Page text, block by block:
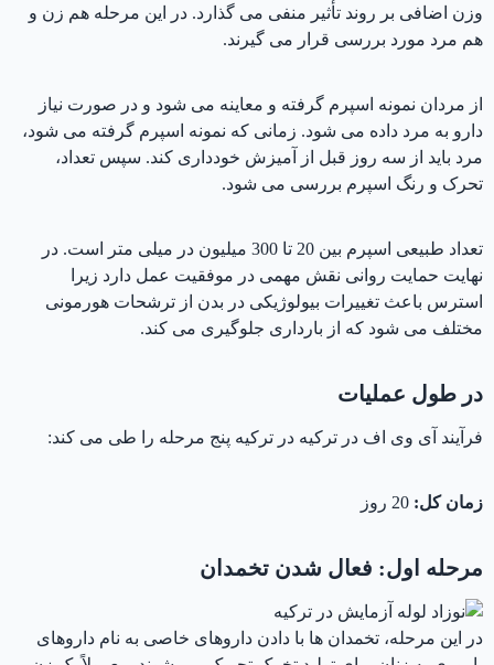
وزن اضافی بر روند تأثیر منفی می گذارد. در این مرحله هم زن و
هم مرد مورد بررسی قرار می گیرند.
از مردان نمونه اسپرم گرفته و معاینه می شود و در صورت نیاز
دارو به مرد داده می شود. زمانی که نمونه اسپرم گرفته می شود،
مرد باید از سه روز قبل از آمیزش خودداری کند. سپس تعداد،
تحرک و رنگ اسپرم بررسی می شود.
تعداد طبیعی اسپرم بین 20 تا 300 میلیون در میلی متر است. در
نهایت حمایت روانی نقش مهمی در موفقیت عمل دارد زیرا
استرس باعث تغییرات بیولوژیکی در بدن از ترشحات هورمونی
مختلف می شود که از بارداری جلوگیری می کند.
در طول عملیات
فرآیند آی وی اف در ترکیه در ترکیه پنج مرحله را طی می کند:
زمان کل: 20 روز
مرحله اول: فعال شدن تخمدان
در این مرحله، تخمدان ها با دادن داروهای خاصی به نام داروهای